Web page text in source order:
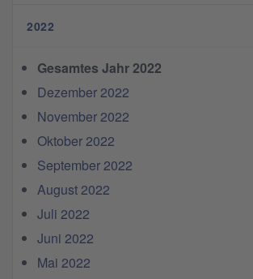
2022
Gesamtes Jahr 2022
Dezember 2022
November 2022
Oktober 2022
September 2022
August 2022
Juli 2022
Juni 2022
Mai 2022